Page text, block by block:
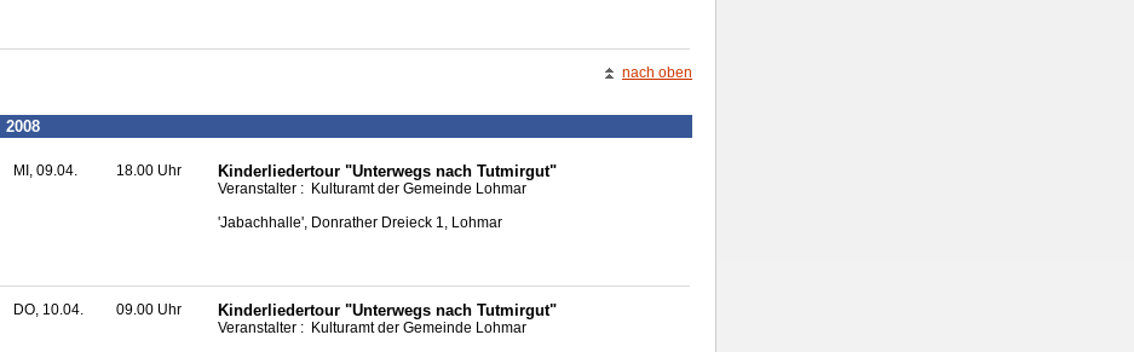
nach oben
MI, 09.04. 18.00 Uhr Kinderliedertour "Unterwegs nach Tutmirgut"
Veranstalter : Kulturamt der Gemeinde Lohmar
'Jabachhalle', Donrather Dreieck 1, Lohmar
DO, 10.04. 09.00 Uhr Kinderliedertour "Unterwegs nach Tutmirgut"
Veranstalter : Kulturamt der Gemeinde Lohmar